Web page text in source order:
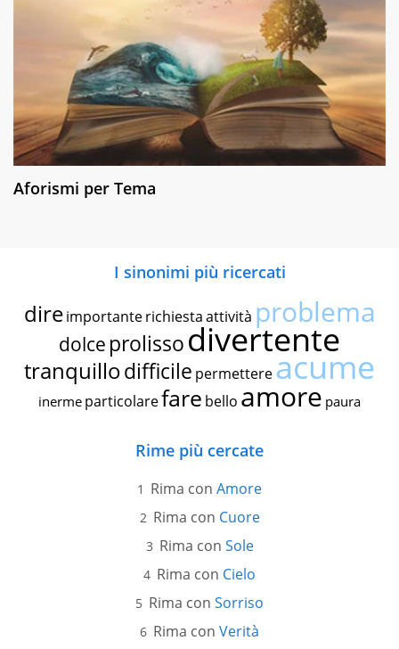
Aforismi per Tema
I sinonimi più ricercati
dire importante richiestaattività problema
dolce prolissodivertente
tranquillodifficile permettereacume
inerme particolarefare bello amore paura
Rime più cercate
Rima con Amore
Rima con Cuore
Rima con Sole
Rima con Cielo
Rima con Sorriso
Rima con Verità